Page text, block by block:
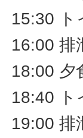
15:30 ト
16:00 排
18:00 夕
18:40 ト
19:00 排